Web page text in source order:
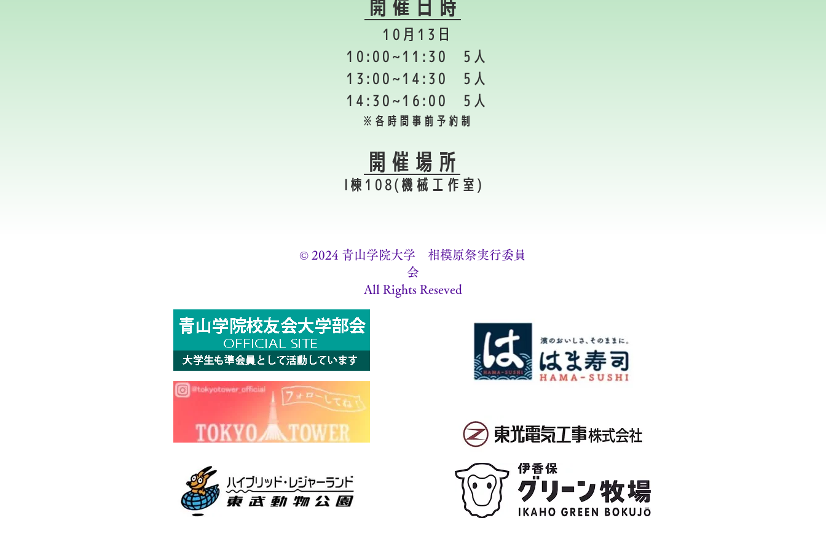
10月13日
10:00~11:30 5人
13:00~14:30 5人
14:30~16:00 5人
​※各時間事前予約制
​開催場所
​I棟108(機械工作室)
​© 2024 青山学院大学 相模原祭実行委員
会
All Rights Reseved